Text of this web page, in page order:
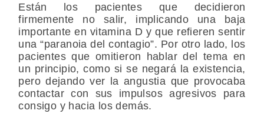
Están los pacientes que decidieron
firmemente no salir, implicando una baja
importante en vitamina D y que refieren sentir
una “paranoia del contagio”. Por otro lado, los
pacientes que omitieron hablar del tema en
un principio, como si se negará la existencia,
pero dejando ver la angustia que provocaba
contactar con sus impulsos agresivos para
consigo y hacia los demás.